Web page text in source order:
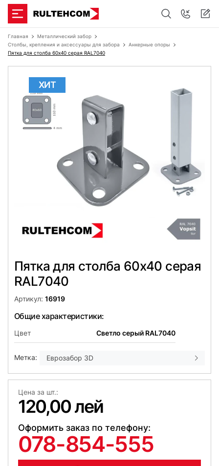
Главная
Металлический забор
Столбы, крепления и аксессуары для забора
Анкерные опоры
Пятка для столба 60x40 серая RAL7040
ХИТ
Пятка для столба 60x40 серая
RAL7040
Артикул: 16919
Общие характеристики:
Цвет Светло серый RAL7040
Метка: Еврозабор 3D
Цена за шт.:
120,00 лей
Оформить заказ по телефону:
078-854-555